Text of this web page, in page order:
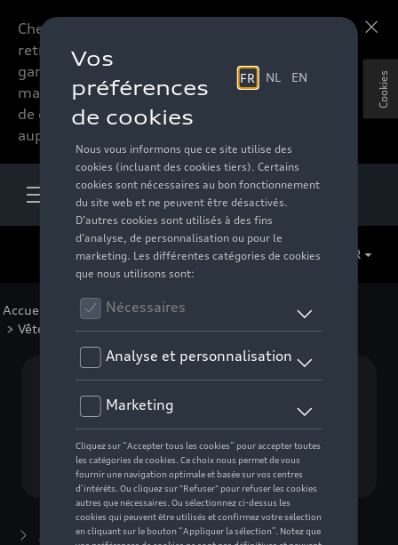
Chers accessoires-lovers,
retrouvez dorénavant toute la
gamme d’accessoires de votre
marque préférée sous forme
de catalogue à commander
auprès de votre distributeur.
FR
Accueil Pour votre Audi >
ID Collection
> Vêtements
Aucun modèle sélectionné (Tout afficher)
Choisissez un modèle
Accessoires d'été(7)
Cookies